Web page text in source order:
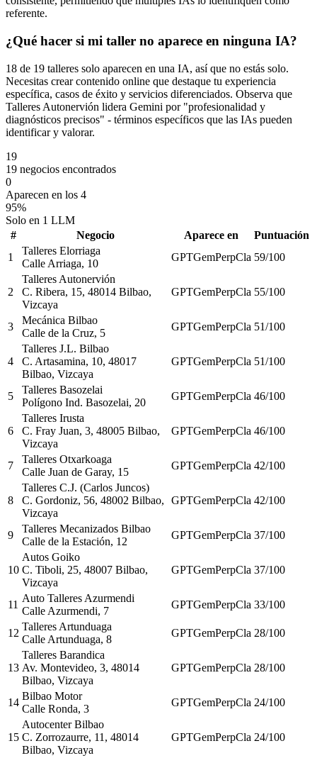
referente.
¿Qué hacer si mi taller no aparece en ninguna IA?
18 de 19 talleres solo aparecen en una IA, así que no estás solo.
Necesitas crear contenido online que destaque tu experiencia
específica, casos de éxito y servicios diferenciados. Observa que
Talleres Autonervión lidera Gemini por "profesionalidad y
diagnósticos precisos" - términos específicos que las IAs pueden
identificar y valorar.
19
19 negocios encontrados
0
Aparecen en los 4
95%
Solo en 1 LLM
#
Negocio Aparece en
Puntuación
1
Talleres Elorriaga
Calle Arriaga, 10
GPTGemPerpCla 59/100
2
Talleres Autonervión
C. Ribera, 15, 48014 Bilbao,
Vizcaya
GPTGemPerpCla 55/100
3
Mecánica Bilbao
Calle de la Cruz, 5
GPTGemPerpCla 51/100
4
Talleres J.L. Bilbao
C. Artasamina, 10, 48017
Bilbao, Vizcaya
GPTGemPerpCla 51/100
5
Talleres Basozelai
Polígono Ind. Basozelai, 20
GPTGemPerpCla 46/100
6
Talleres Irusta
C. Fray Juan, 3, 48005 Bilbao,
Vizcaya
GPTGemPerpCla 46/100
7
Talleres Otxarkoaga
Calle Juan de Garay, 15
GPTGemPerpCla 42/100
8
Talleres C.J. (Carlos Juncos)
C. Gordoniz, 56, 48002 Bilbao,
Vizcaya
GPTGemPerpCla 42/100
9
Talleres Mecanizados Bilbao
Calle de la Estación, 12
GPTGemPerpCla 37/100
10
Autos Goiko
C. Tiboli, 25, 48007 Bilbao,
Vizcaya
GPTGemPerpCla 37/100
11
Auto Talleres Azurmendi
Calle Azurmendi, 7
GPTGemPerpCla 33/100
12
Talleres Artunduaga
Calle Artunduaga, 8
GPTGemPerpCla 28/100
13
Talleres Barandica
Av. Montevideo, 3, 48014
Bilbao, Vizcaya
GPTGemPerpCla 28/100
14
Bilbao Motor
Calle Ronda, 3
GPTGemPerpCla 24/100
15
Autocenter Bilbao
C. Zorrozaurre, 11, 48014
Bilbao, Vizcaya
GPTGemPerpCla 24/100